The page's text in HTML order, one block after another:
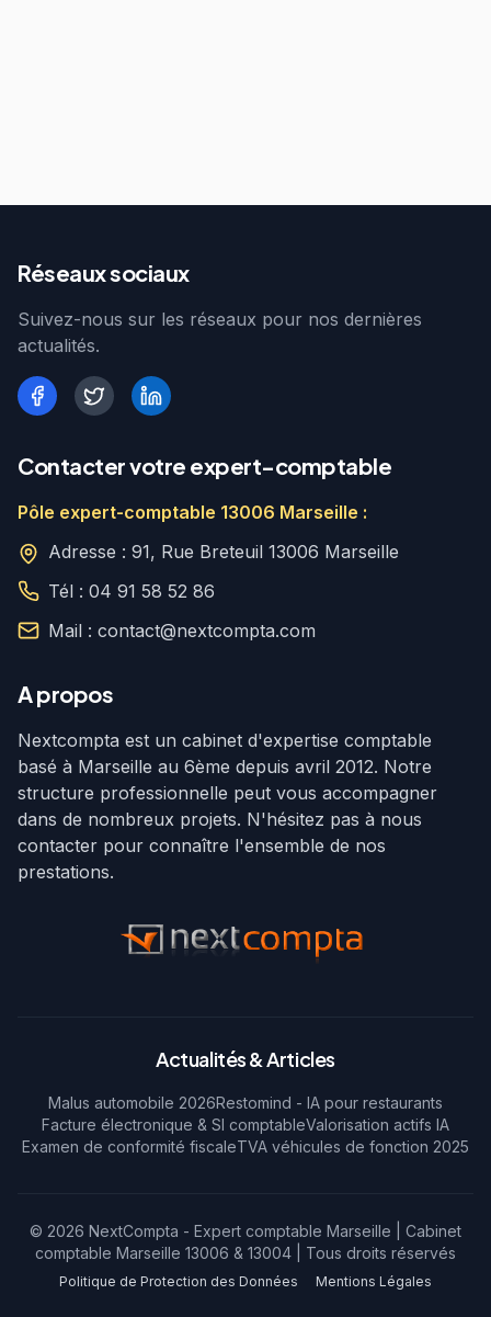
Réseaux sociaux
Suivez-nous sur les réseaux pour nos dernières
actualités.
Contacter votre expert-comptable
Pôle expert-comptable 13006 Marseille :
Adresse : 91, Rue Breteuil 13006 Marseille
Tél : 04 91 58 52 86
Mail : contact@nextcompta.com
A propos
Nextcompta est un cabinet d'expertise comptable
basé à Marseille au 6ème depuis avril 2012. Notre
structure professionnelle peut vous accompagner
dans de nombreux projets. N'hésitez pas à nous
contacter pour connaître l'ensemble de nos
prestations.
Actualités & Articles
Malus automobile 2026Restomind - IA pour restaurants
Facture électronique & SI comptableValorisation actifs IA
Examen de conformité fiscaleTVA véhicules de fonction 2025
© 2026 NextCompta - Expert comptable Marseille | Cabinet
comptable Marseille 13006 & 13004 | Tous droits réservés
Politique de Protection des Données Mentions Légales